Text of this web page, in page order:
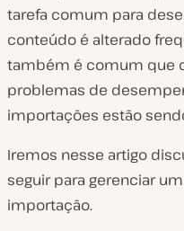
tarefa comum para
conteúdo é alterado
também é comum que
problemas de
importações estão
Iremos nesse artigo
seguir para gerenciar
importação.